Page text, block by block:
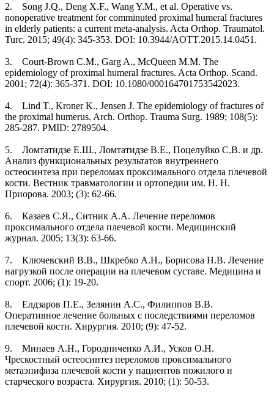
2. Song J.Q., Deng X.F., Wang Y.M., et al. Operative vs.
nonoperative treatment for comminuted proximal humeral fractures
in elderly patients: a current meta-analysis. Acta Orthop. Traumatol.
Turc. 2015; 49(4): 345-353. DOI: 10.3944/AOTT.2015.14.0451.
3. Court-Brown C.M., Garg A., McQueen M.M. The
epidemiology of proximal humeral fractures. Acta Orthop. Scand.
2001; 72(4): 365-371. DOI: 10.1080/000164701753542023.
4. Lind T., Kroner K., Jensen J. The epidemiology of fractures of
the proximal humerus. Arch. Orthop. Trauma Surg. 1989; 108(5):
285-287. PMID: 2789504.
5. Ломтатидзе Е.Ш., Ломтатидзе В.Е., Поцелуйко С.В. и др.
Анализ функциональных результатов внутреннего
остеосинтеза при переломах проксимального отдела плечевой
кости. Вестник травматологии и ортопедии им. Н. Н.
Приорова. 2003; (3): 62-66.
6. Казаев С.Я., Ситник А.А. Лечение переломов
проксимального отдела плечевой кости. Медицинский
журнал. 2005; 13(3): 63-66.
7. Ключевский В.В., Шкребко А.Н., Борисова Н.В. Лечение
нагрузкой после операции на плечевом суставе. Медицина и
спорт. 2006; (1): 19-20.
8. Елдзаров П.Е., Зелянин А.С., Филиппов В.В.
Оперативное лечение больных с последствиями переломов
плечевой кости. Хирургия. 2010; (9): 47-52.
9. Минаев А.Н., Городниченко А.И., Усков О.Н.
Чрескостный остеосинтез переломов проксимального
метаэпифиза плечевой кости у пациентов пожилого и
старческого возраста. Хирургия. 2010; (1): 50-53.